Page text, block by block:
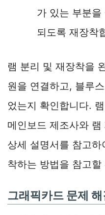
가 있는 부분
되도록 재장착
램 분리 및 재장착을
원을 연결하고, 블루
었는지 확인합니다.
메인보드 제조사와
상세 설명서를 참고
착하는 방법을 참고할
그래픽카드 문제